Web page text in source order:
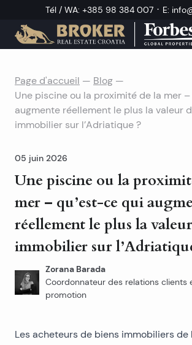
Tél / WA: +385 98 384 007 · E:
Page d'accueil — Blog —
Une piscine ou la proximité de la mer
augmente réellement le plus la valeur
immobilier sur l’Adriatique ?
05 juin 2026
Une piscine ou la
mer – qu’est-ce qui
réellement le plus la
immobilier sur
Zorana Barada
Coordonnateur des relations clients
promotion
Les acheteurs de biens immobiliers de